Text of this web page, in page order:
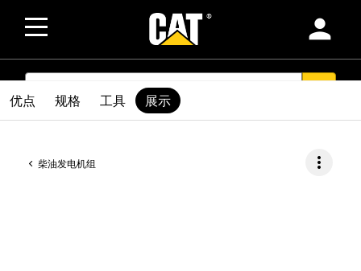
person
SEARCH
柴油发电机组 more_vert
优点 规格 工具 展示